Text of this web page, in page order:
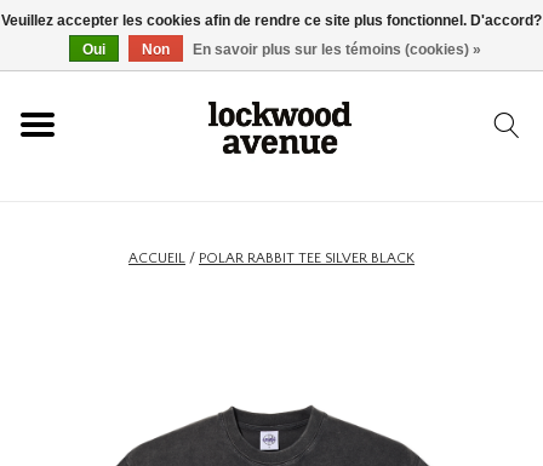
ACCUEIL
ACCUEIL / POLAR RABBIT TEE SILVER BLACK
Veuillez accepter les cookies afin de rendre ce site plus fonctionnel. D'accord?
Oui
Non En savoir plus sur les témoins (cookies) »